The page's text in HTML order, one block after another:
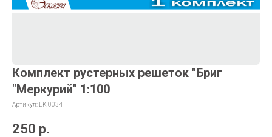
Комплект рустерных решеток "Бриг
"Меркурий" 1:100
Артикул: EK 0034
250 р.